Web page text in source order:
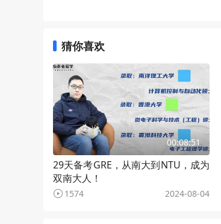
猜你喜欢
00:08:51
29天备考GRE，从南大到NTU，成为
双南大人！
1574 2024-08-04